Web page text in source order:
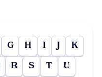
G H I J K
R S T U